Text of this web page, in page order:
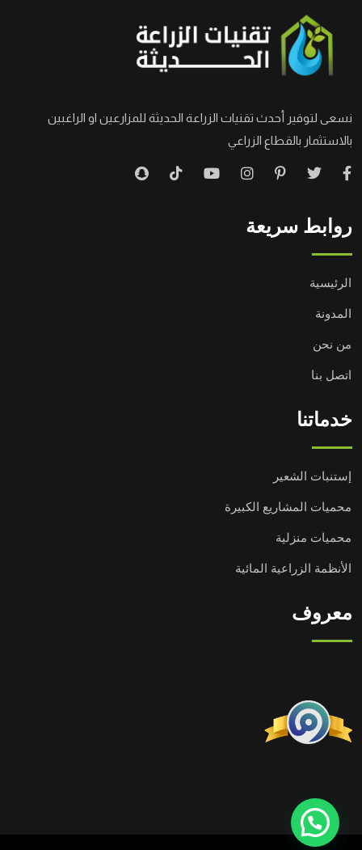
نسعى لتوفير أحدث تقنيات الزراعة الحديثة للمزارعين او الراغبين
بالاستثمار بالقطاع الزراعي
روابط سريعة
الرئيسية
المدونة
من نحن
اتصل بنا
خدماتنا
إستنبات الشعير
محميات المشاريع الكبيرة
محميات منزلية
الأنظمة الزراعية المائية
معروف